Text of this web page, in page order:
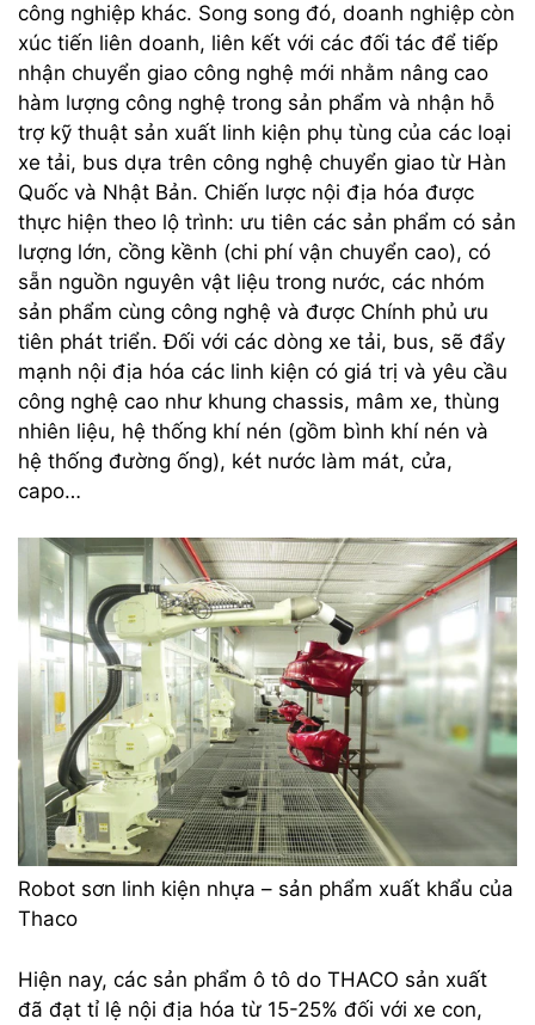
công nghiệp khác. Song song đó, doanh nghiệp còn
xúc tiến liên doanh, liên kết với các đối tác để tiếp
nhận chuyển giao công nghệ mới nhằm nâng cao
hàm lượng công nghệ trong sản phẩm và nhận hỗ
trợ kỹ thuật sản xuất linh kiện phụ tùng của các loại
xe tải, bus dựa trên công nghệ chuyển giao từ Hàn
Quốc và Nhật Bản. Chiến lược nội địa hóa được
thực hiện theo lộ trình: ưu tiên các sản phẩm có sản
lượng lớn, cồng kềnh (chi phí vận chuyển cao), có
sẵn nguồn nguyên vật liệu trong nước, các nhóm
sản phẩm cùng công nghệ và được Chính phủ ưu
tiên phát triển. Đối với các dòng xe tải, bus, sẽ đẩy
mạnh nội địa hóa các linh kiện có giá trị và yêu cầu
công nghệ cao như khung chassis, mâm xe, thùng
nhiên liệu, hệ thống khí nén (gồm bình khí nén và
hệ thống đường ống), két nước làm mát, cửa,
capo…
Robot sơn linh kiện nhựa – sản phẩm xuất khẩu của
Thaco
Hiện nay, các sản phẩm ô tô do THACO sản xuất
đã đạt tỉ lệ nội địa hóa từ 15-25% đối với xe con,